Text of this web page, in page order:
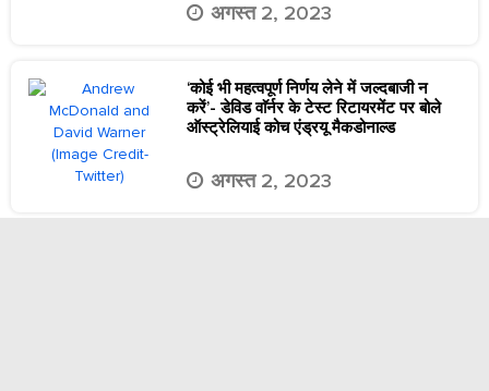
अगस्त 2, 2023
‘कोई भी महत्वपूर्ण निर्णय लेने में जल्दबाजी न
करें’- डेविड वाॅर्नर के टेस्ट रिटायरमेंट पर बोले
ऑस्ट्रेलियाई कोच एंड्रयू मैकडोनाल्ड
अगस्त 2, 2023